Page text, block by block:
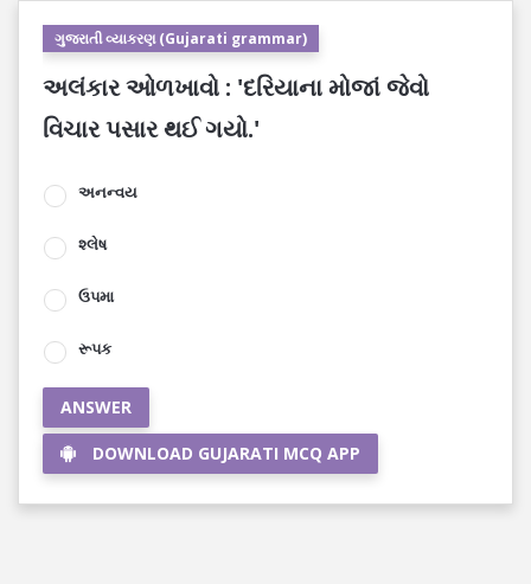
ગુજરાતી વ્યાકરણ (Gujarati grammar)
અલંકાર ઓળખાવો : 'દરિયાના મોજાં જેવો
વિચાર પસાર થઈ ગયો.'
અનન્વય
શ્લેષ
ઉપમા
રૂપક
ANSWER
DOWNLOAD GUJARATI MCQ APP